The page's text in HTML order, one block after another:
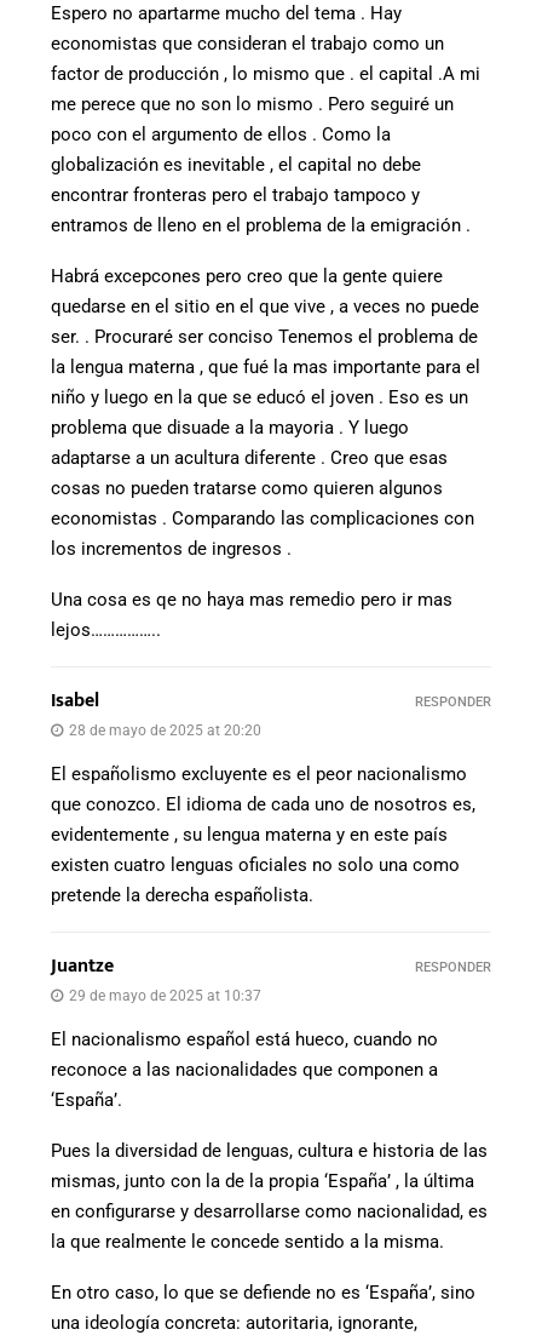
Espero no apartarme mucho del tema . Hay
economistas que consideran el trabajo como un
factor de producción , lo mismo que . el capital .A mi
me perece que no son lo mismo . Pero seguiré un
poco con el argumento de ellos . Como la
globalización es inevitable , el capital no debe
encontrar fronteras pero el trabajo tampoco y
entramos de lleno en el problema de la emigración .
Habrá excepcones pero creo que la gente quiere
quedarse en el sitio en el que vive , a veces no puede
ser. . Procuraré ser conciso Tenemos el problema de
la lengua materna , que fué la mas importante para el
niño y luego en la que se educó el joven . Eso es un
problema que disuade a la mayoria . Y luego
adaptarse a un acultura diferente . Creo que esas
cosas no pueden tratarse como quieren algunos
economistas . Comparando las complicaciones con
los incrementos de ingresos .
Una cosa es qe no haya mas remedio pero ir mas
lejos……………..
Isabel
28 de mayo de 2025 at 20:20
El españolismo excluyente es el peor nacionalismo
que conozco. El idioma de cada uno de nosotros es,
evidentemente , su lengua materna y en este país
existen cuatro lenguas oficiales no solo una como
pretende la derecha españolista.
RESPONDER
Juantze
29 de mayo de 2025 at 10:37
El nacionalismo español está hueco, cuando no
reconoce a las nacionalidades que componen a
‘España’.
Pues la diversidad de lenguas, cultura e historia de las
mismas, junto con la de la propia ‘España’ , la última
en configurarse y desarrollarse como nacionalidad, es
la que realmente le concede sentido a la misma.
En otro caso, lo que se defiende no es ‘España’, sino
una ideología concreta: autoritaria, ignorante,
RESPONDER